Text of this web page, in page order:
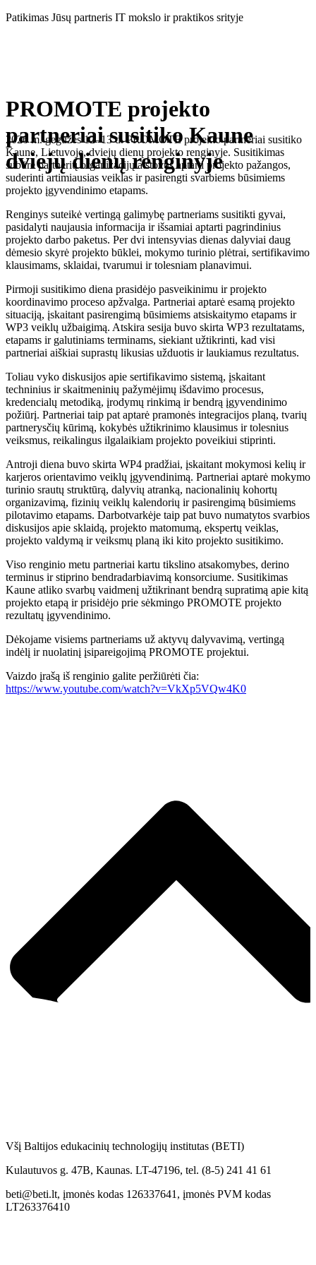
Eiti
Patikimas Jūsų partneris IT mokslo ir praktikos srityje
PROMOTE projekto
partneriai susitiko Kaune
dviejų dienų renginyje
2026 m. gegužės 12–13 d. PROMOTE projekto partneriai susitiko
Kaune, Lietuvoje, dviejų dienų projekto renginyje. Susitikimas
subūrė partnerių organizacijų atstovus aptarti projekto pažangos,
suderinti artimiausias veiklas ir pasirengti svarbiems būsimiems
projekto įgyvendinimo etapams.
Renginys suteikė vertingą galimybę partneriams susitikti gyvai,
pasidalyti naujausia informacija ir išsamiai aptarti pagrindinius
projekto darbo paketus. Per dvi intensyvias dienas dalyviai daug
dėmesio skyrė projekto būklei, mokymo turinio plėtrai, sertifikavimo
klausimams, sklaidai, tvarumui ir tolesniam planavimui.
Pirmoji susitikimo diena prasidėjo pasveikinimu ir projekto
koordinavimo proceso apžvalga. Partneriai aptarė esamą projekto
situaciją, įskaitant pasirengimą būsimiems atsiskaitymo etapams ir
WP3 veiklų užbaigimą. Atskira sesija buvo skirta WP3 rezultatams,
etapams ir galutiniams terminams, siekiant užtikrinti, kad visi
partneriai aiškiai suprastų likusias užduotis ir laukiamus rezultatus.
Toliau vyko diskusijos apie sertifikavimo sistemą, įskaitant
techninius ir skaitmeninių pažymėjimų išdavimo procesus,
kredencialų metodiką, įrodymų rinkimą ir bendrą įgyvendinimo
požiūrį. Partneriai taip pat aptarė pramonės integracijos planą, tvarių
partnerysčių kūrimą, kokybės užtikrinimo klausimus ir tolesnius
veiksmus, reikalingus ilgalaikiam projekto poveikiui stiprinti.
Antroji diena buvo skirta WP4 pradžiai, įskaitant mokymosi kelių ir
karjeros orientavimo veiklų įgyvendinimą. Partneriai aptarė mokymo
turinio srautų struktūrą, dalyvių atranką, nacionalinių kohortų
organizavimą, fizinių veiklų kalendorių ir pasirengimą būsimiems
pilotavimo etapams. Darbotvarkėje taip pat buvo numatytos svarbios
diskusijos apie sklaidą, projekto matomumą, ekspertų veiklas,
projekto valdymą ir veiksmų planą iki kito projekto susitikimo.
Viso renginio metu partneriai kartu tikslino atsakomybes, derino
terminus ir stiprino bendradarbiavimą konsorciume. Susitikimas
Kaune atliko svarbų vaidmenį užtikrinant bendrą supratimą apie kitą
projekto etapą ir prisidėjo prie sėkmingo PROMOTE projekto
rezultatų įgyvendinimo.
Dėkojame visiems partneriams už aktyvų dalyvavimą, vertingą
indėlį ir nuolatinį įsipareigojimą PROMOTE projektui.
Vaizdo įrašą iš renginio galite peržiūrėti čia:
https://www.youtube.com/watch?v=VkXp5VQw4K0
Všį Baltijos edukacinių technologijų institutas (BETI)
Kulautuvos g. 47B, Kaunas. LT-47196, tel. (8-5) 241 41 61
beti@beti.lt, įmonės kodas 126337641, įmonės PVM kodas
LT263376410